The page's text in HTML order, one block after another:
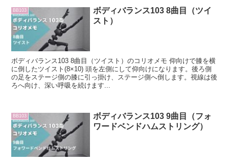
BB103
ボディバランス103 8曲目（ツイ
スト）
ボディバランス103 8曲目（ツイスト）のコリオメモ 仰向けで膝を横
に倒したツイスト(8×10) 頭を左側にして仰向けになります。後ろ側
の足をステージ側の膝に引っ掛け、ステージ側へ倒します。視線は後
ろへ向け、深い呼吸を続けます...
BB103
ボディバランス103 9曲目（フォ
ワードベンドハムストリング）